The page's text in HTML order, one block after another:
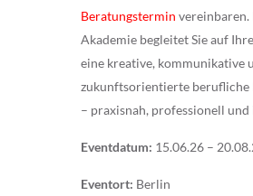
Beratungstermin vereinbaren.
Akademie begleitet Sie auf
eine kreative, kommunikative
zukunftsorientierte berufliche
– praxisnah, professionell und
Eventdatum: 15.06.26 –
Eventort: Berlin